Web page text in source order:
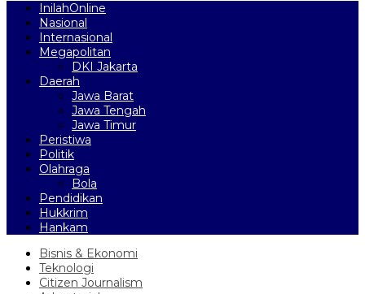
InilahOnline
Nasional
Internasional
Megapolitan
DKI Jakarta
Daerah
Jawa Barat
Jawa Tengah
Jawa Timur
Peristiwa
Politik
Olahraga
Bola
Pendidikan
Hukkrim
Hankam
Bisnis & Ekonomi
Teknologi
Citizen Journalism